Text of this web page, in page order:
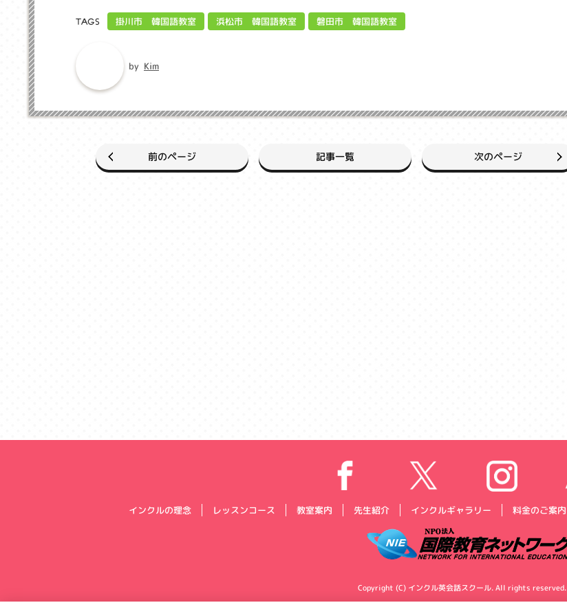
TAGS 掛川市 韓国語教室 浜松市 韓国語教室 磐田市 韓国語教室
by Kim
前のページ 記事一覧 次のページ
インクルの理念 レッスンコース 教室案内 先生紹介 インクルギャラリー 料金のご案内
Copyright (C) インクル英会話スクール. All rights reserved.